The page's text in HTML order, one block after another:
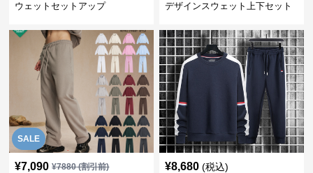
ウェットセットアップ
デザインスウェット上下セット
SALE
¥7,090 ¥7880(割引前) ¥8,680 (税込)